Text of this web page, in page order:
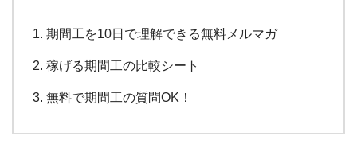
期間工を10日で理解できる無料メルマガ
稼げる期間工の比較シート
無料で期間工の質問OK！